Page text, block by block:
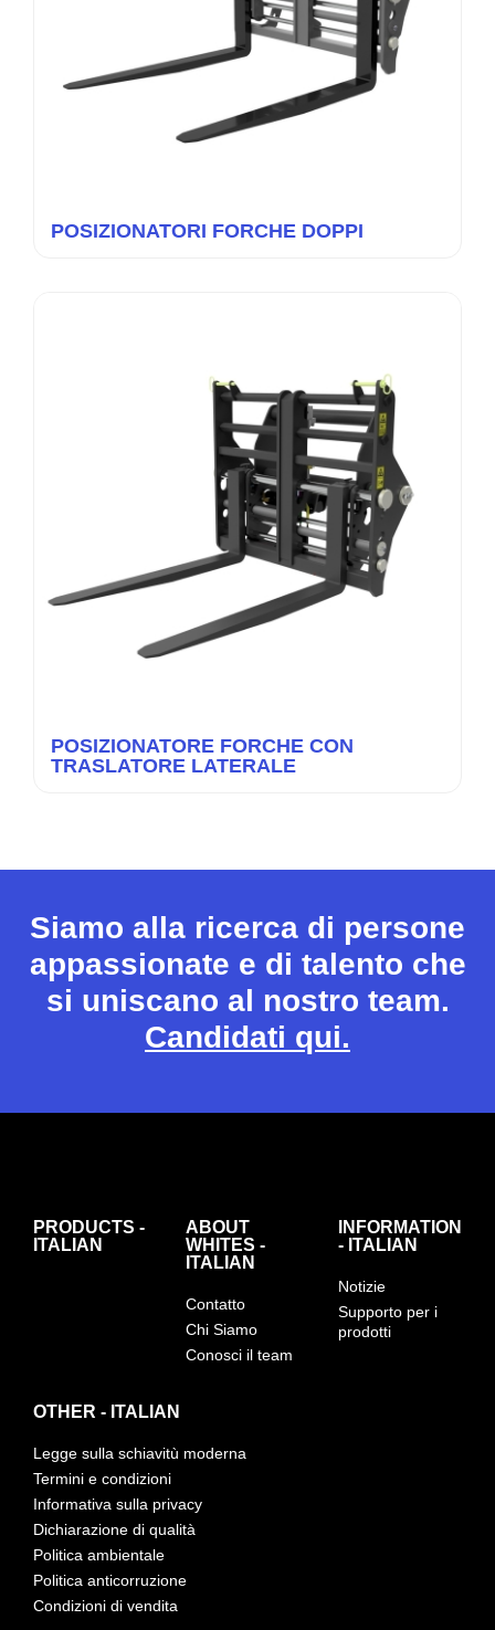
POSIZIONATORI FORCHE DOPPI
POSIZIONATORE FORCHE CON
TRASLATORE LATERALE
Siamo alla ricerca di persone
appassionate e di talento che
si uniscano al nostro team.
Candidati qui.
PRODUCTS -
ITALIAN
ABOUT
WHITES -
ITALIAN
Contatto
Chi Siamo
Conosci il team
INFORMATION
- ITALIAN
Notizie
Supporto per i
prodotti
OTHER - ITALIAN
Legge sulla schiavitù moderna
Termini e condizioni
Informativa sulla privacy
Dichiarazione di qualità
Politica ambientale
Politica anticorruzione
Condizioni di vendita